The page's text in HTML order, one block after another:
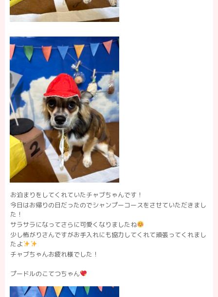
お泊まりをしてくれていたチャブちゃんです！
今日はお帰りの日だったのでシャンプーコースをさせていただきまし
た！
サラサラになってさらに可愛くなりましたね
少し怖がりさんですがお手入れにも協力してくれて頑張ってくれまし
たよ
チャブちゃんお疲れ様でした！
プードルのこてつちゃん